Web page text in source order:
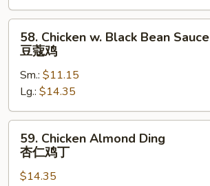
(Chicken)
蘑
Chicken
Black
Bean
Sauce
豆
58. Chicken w. Black Bean Sauce
豆蔻鸡
Sm.: $11.15
Lg.: $14.35
Chicken
Almond
Ding
59. Chicken Almond Ding
杏仁鸡丁
$14.35